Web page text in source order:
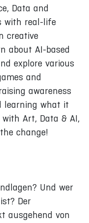
Data and
with real-life
creative
about AI-based
explore various
and
awareness
learning what it
Art, Data & AI,
change!
Und wer
Der
ausgehend von